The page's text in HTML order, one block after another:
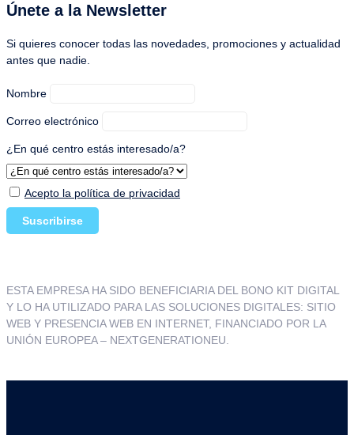
Únete a la Newsletter
Si quieres conocer todas las novedades, promociones y actualidad
antes que nadie.
Nombre
Correo electrónico
¿En qué centro estás interesado/a?
Acepto la política de privacidad
ESTA EMPRESA HA SIDO BENEFICIARIA DEL BONO KIT DIGITAL
Y LO HA UTILIZADO PARA LAS SOLUCIONES DIGITALES: SITIO
WEB Y PRESENCIA WEB EN INTERNET, FINANCIADO POR LA
UNIÓN EUROPEA – NEXTGENERATIONEU.